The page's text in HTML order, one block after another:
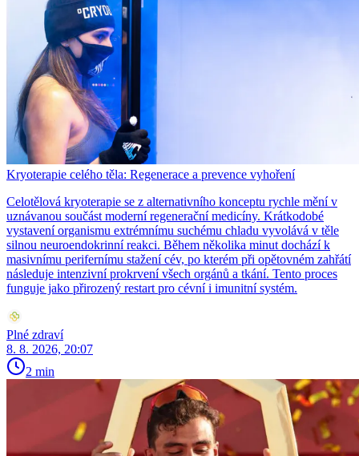
Kryoterapie celého těla: Regenerace a prevence vyhoření
Celotělová kryoterapie se z alternativního konceptu rychle mění v
uznávanou součást moderní regenerační medicíny. Krátkodobé
vystavení organismu extrémnímu suchému chladu vyvolává v těle
silnou neuroendokrinní reakci. Během několika minut dochází k
masivnímu perifernímu stažení cév, po kterém při opětovném zahřátí
následuje intenzivní prokrvení všech orgánů a tkání. Tento proces
funguje jako přirozený restart pro cévní i imunitní systém.
Plné zdraví
8. 8. 2026, 20:07
2 min